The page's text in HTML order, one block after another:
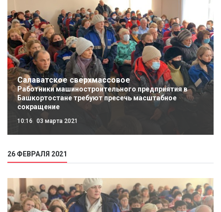
Салаватское сверхмассовое
Работники машиностроительного предприятия в
Башкортостане требуют пресечь масштабное
сокращение
10:16 03 марта 2021
26 ФЕВРАЛЯ 2021